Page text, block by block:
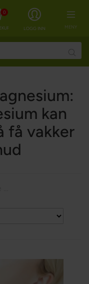
MENY
LOGG INN
0
kan
få vakker